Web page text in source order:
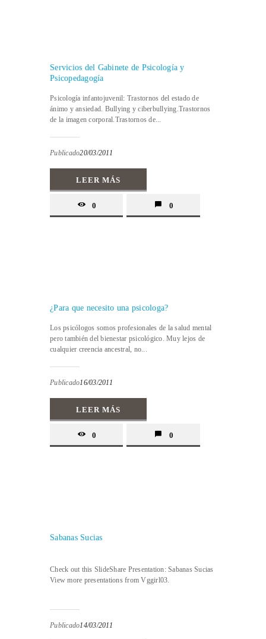
Servicios del Gabinete de Psicología y
Psicopedagogía
Psicología infantojuvenil: Trastornos del estado de
ánimo y ansiedad. Bullying y ciberbullying.Trastornos
de la imagen corporal.Trastornos de...
Publicado20/03/2011
LEER MÁS
0 0
¿Para que necesito una psicologa?
Los psicólogos somos profesionales de la salud mental
pero también del bienestar psicológico. Muy lejos de
cualquier creencia ancestral, no...
Publicado16/03/2011
LEER MÁS
0 0
Sabanas Sucias
Check out this SlideShare Presentation: Sabanas Sucias
View more presentations from Vggirl03.
Publicado14/03/2011